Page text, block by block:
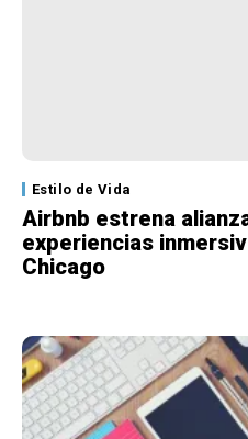
Estilo de Vida
Airbnb estrena
experiencias
Chicago